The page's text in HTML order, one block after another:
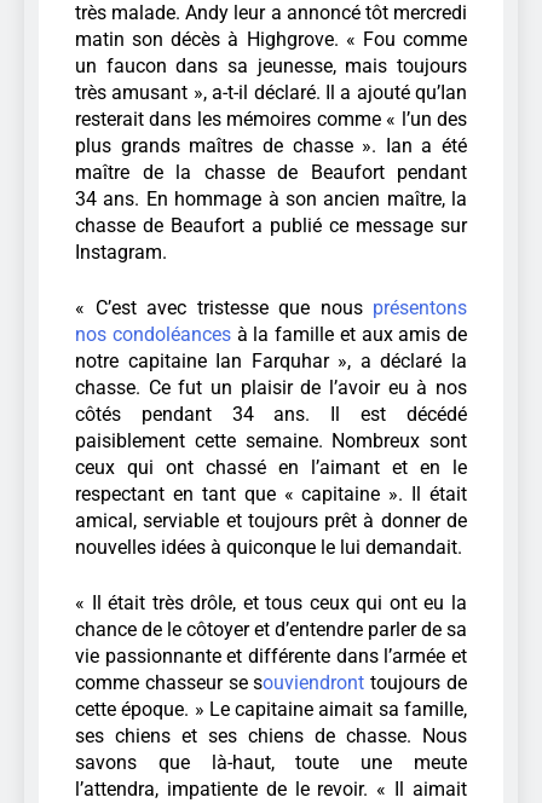
très malade. Andy leur a annoncé tôt mercredi
matin son décès à Highgrove. « Fou comme
un faucon dans sa jeunesse, mais toujours
très amusant », a-t-il déclaré. Il a ajouté qu’Ian
resterait dans les mémoires comme « l’un des
plus grands maîtres de chasse ». Ian a été
maître de la chasse de Beaufort pendant
34 ans. En hommage à son ancien maître, la
chasse de Beaufort a publié ce message sur
Instagram.
« C’est avec tristesse que nous présentons
nos condoléancesà la famille et aux amis de
notre capitaine Ian Farquhar », a déclaré la
chasse. Ce fut un plaisir de l’avoir eu à nos
côtés pendant 34 ans. Il est décédé
paisiblement cette semaine. Nombreux sont
ceux qui ont chassé en l’aimant et en le
respectant en tant que « capitaine ». Il était
amical, serviable et toujours prêt à donner de
nouvelles idées à quiconque le lui demandait.
« Il était très drôle, et tous ceux qui ont eu la
chance de le côtoyer et d’entendre parler de sa
vie passionnante et différente dans l’armée et
comme chasseur se souviendront toujours de
cette époque. » Le capitaine aimait sa famille,
ses chiens et ses chiens de chasse. Nous
savons que là-haut, toute une meute
l’attendra, impatiente de le revoir. « Il aimait